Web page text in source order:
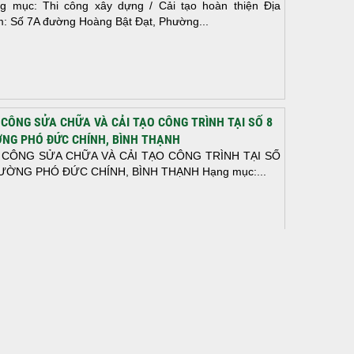
mục: Thi công xây dựng / Cải tạo hoàn thiện Địa
Số 7A đường Hoàng Bật Đạt, Phường...
SỬA CHỮA VÀ CẢI TẠO CÔNG TRÌNH TẠI SỐ 8
PHÓ ĐỨC CHÍNH, BÌNH THẠNH
SỬA CHỮA VÀ CẢI TẠO CÔNG TRÌNH TẠI SỐ
PHÓ ĐỨC CHÍNH, BÌNH THẠNH Hạng mục:...